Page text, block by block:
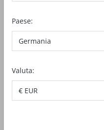
SEGA A
Paese:
Valuta: